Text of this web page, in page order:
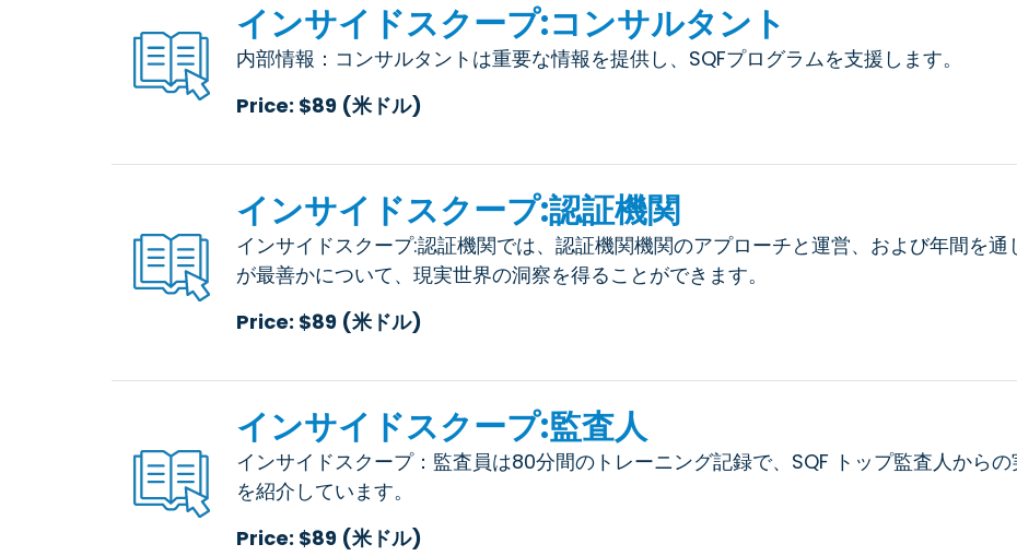
インサイドスクープ:コンサルタント
内部情報：コンサルタントは重要な情報を提供し、SQFプログラムを支援します。
Price: $89 (米ドル)
インサイドスクープ:認証機関
インサイドスクープ:認証機関では、認証機関機関のアプローチと運営、および年間を
が最善かについて、現実世界の洞察を得ることができます。
Price: $89 (米ドル)
インサイドスクープ:監査人
インサイドスクープ：監査員は80分間のトレーニング記録で、SQF トップ監査人から
を紹介しています。
Price: $89 (米ドル)